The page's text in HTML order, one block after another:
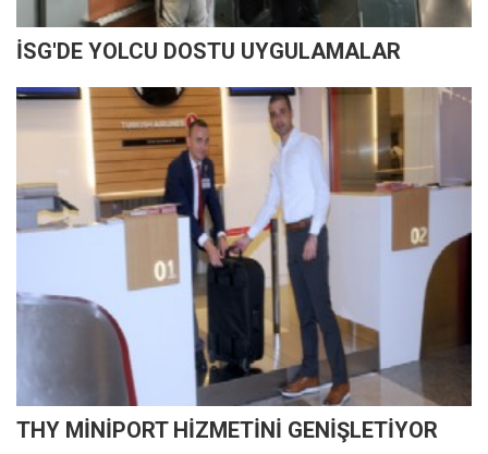
İSG'DE YOLCU DOSTU UYGULAMALAR
THY MİNİPORT HİZMETİNİ GENİŞLETİYOR